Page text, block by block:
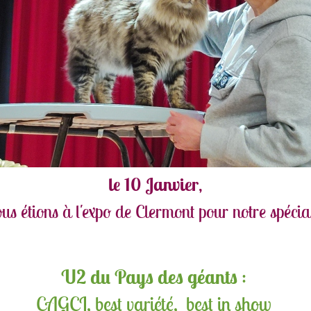
le 10 Janvier,
étions à l'expo de Clermont pour notre
U2 du Pays des géants:
CAGCI, best variété, best in show